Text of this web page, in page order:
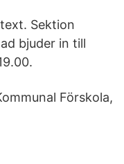
Sektion
bjuder in till
Förskola,